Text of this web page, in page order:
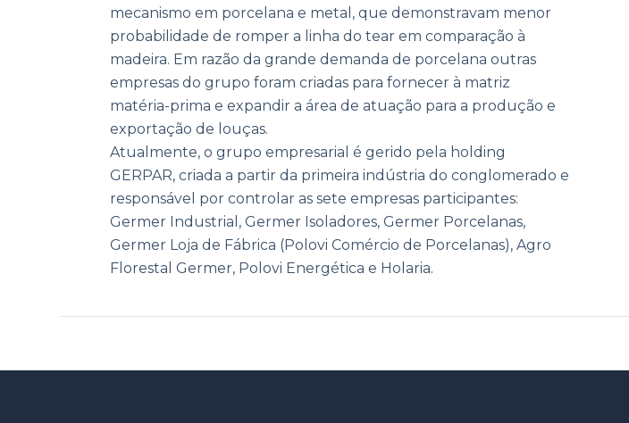
mecanismo em porcelana e metal, que demonstravam menor
probabilidade de romper a linha do tear em comparação à
madeira. Em razão da grande demanda de porcelana outras
empresas do grupo foram criadas para fornecer à matriz
matéria-prima e expandir a área de atuação para a produção e
exportação de louças.
Atualmente, o grupo empresarial é gerido pela holding
GERPAR, criada a partir da primeira indústria do conglomerado e
responsável por controlar as sete empresas participantes:
Germer Industrial, Germer Isoladores, Germer Porcelanas,
Germer Loja de Fábrica (Polovi Comércio de Porcelanas), Agro
Florestal Germer, Polovi Energética e Holaria.